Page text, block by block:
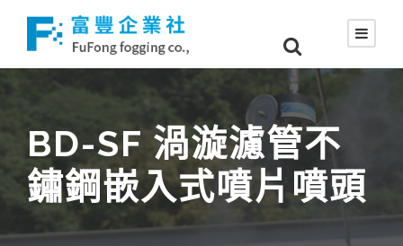
BD-SF 渦漩濾管不
鏽鋼嵌入式噴片噴頭